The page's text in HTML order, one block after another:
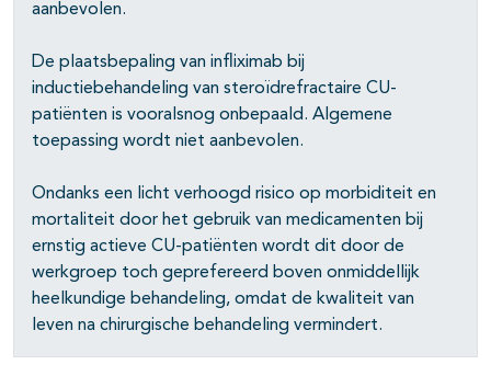
aanbevolen.
De plaatsbepaling van infliximab bij
inductiebehandeling van steroïdrefractaire CU-
patiënten is vooralsnog onbepaald. Algemene
toepassing wordt niet aanbevolen.
Ondanks een licht verhoogd risico op morbiditeit en
mortaliteit door het gebruik van medicamenten bij
ernstig actieve CU-patiënten wordt dit door de
werkgroep toch geprefereerd boven onmiddellijk
heelkundige behandeling, omdat de kwaliteit van
leven na chirurgische behandeling vermindert.